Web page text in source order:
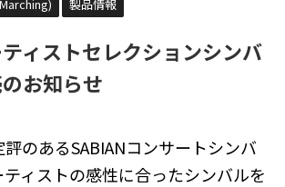
製品情報
ィストセレクションシンバ
お知らせ
のあるSABIANコンサートシンバ
ィストの感性に合ったシンバルを